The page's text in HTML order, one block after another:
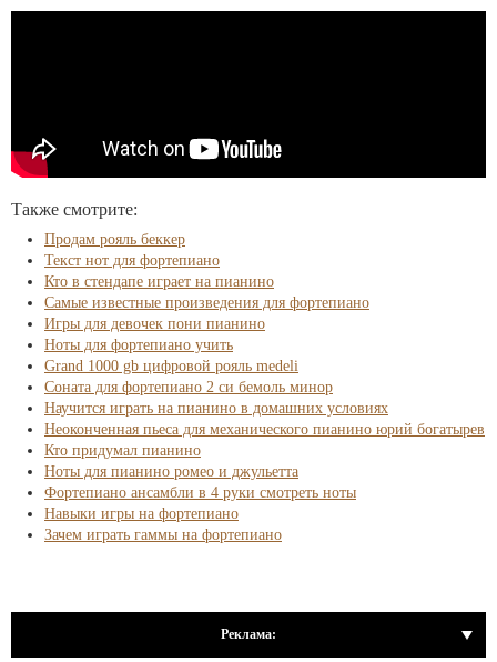
Также смотрите:
Продам рояль беккер
Текст нот для фортепиано
Кто в стендапе играет на пианино
Самые известные произведения для фортепиано
Игры для девочек пони пианино
Ноты для фортепиано учить
Grand 1000 gb цифровой рояль medeli
Соната для фортепиано 2 си бемоль минор
Научится играть на пианино в домашних условиях
Неоконченная пьеса для механического пианино юрий богатырев
Кто придумал пианино
Ноты для пианино ромео и джульетта
Фортепиано ансамбли в 4 руки смотреть ноты
Навыки игры на фортепиано
Зачем играть гаммы на фортепиано
Реклама: